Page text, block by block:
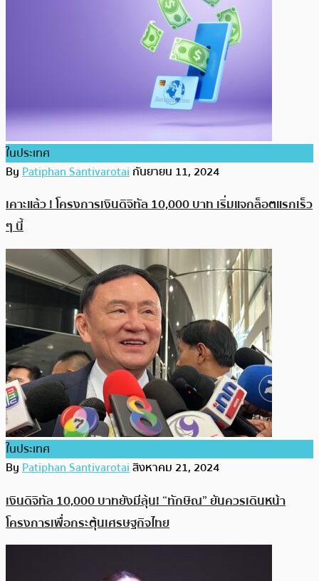
ในประเทศ
ByPatiphan Santivarotaiกันยายน 11, 2024
เคาะแล้ว ! โครงการเงินดิจิทัล 10,000 บาท เริ่มแจกล็อตแรกเร็ว
ๆ นี้
ในประเทศ
ByPatiphan Santivarotaiสิงหาคม 21, 2024
เงินดิจิทัล 10,000 บาทยังมีลุ้น! “ทักษิณ” ยันควรเดินหน้า
โครงการเพื่อกระตุ้นเศรษฐกิจไทย